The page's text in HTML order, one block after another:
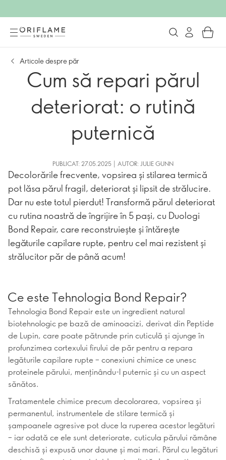
Articole despre păr
Cum să repari părul
deteriorat: o rutină
puternică
PUBLICAT: 27.05.2025 | AUTOR: JULIE GUNN
Decolorările frecvente, vopsirea și stilarea termică
pot lăsa părul fragil, deteriorat și lipsit de strălucire.
Dar nu este totul pierdut! Transformă părul deteriorat
cu rutina noastră de îngrijire în 5 pași, cu Duologi
Bond Repair, care reconstruiește și întărește
legăturile capilare rupte, pentru cel mai rezistent și
strălucitor păr de până acum!
Ce este Tehnologia Bond Repair?
Tehnologia Bond Repair este un ingredient natural
biotehnologic pe bază de aminoacizi, derivat din Peptide
de Lupin, care poate pătrunde prin cuticulă și ajunge în
profunzimea cortexului firului de păr pentru a repara
legăturile capilare rupte – conexiuni chimice ce unesc
proteinele părului, menținându-l puternic și cu un aspect
sănătos.
Tratamentele chimice precum decolorarea, vopsirea și
permanentul, instrumentele de stilare termică și
șampoanele agresive pot duce la ruperea acestor legături
– iar odată ce ele sunt deteriorate, cuticula părului rămâne
deschisă și expusă unor daune și mai mari. Părul cu legături